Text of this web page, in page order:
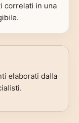
correlati in una
elaborati dalla